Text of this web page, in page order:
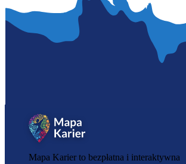
Mapa Karier to bezpłatna i interaktywna